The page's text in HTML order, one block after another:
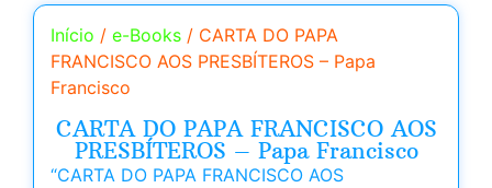
Início / e-Books / CARTA DO PAPA
FRANCISCO AOS PRESBÍTEROS – Papa
Francisco
CARTA DO PAPA FRANCISCO AOS
PRESBÍTEROS – Papa Francisco
“CARTA DO PAPA FRANCISCO AOS